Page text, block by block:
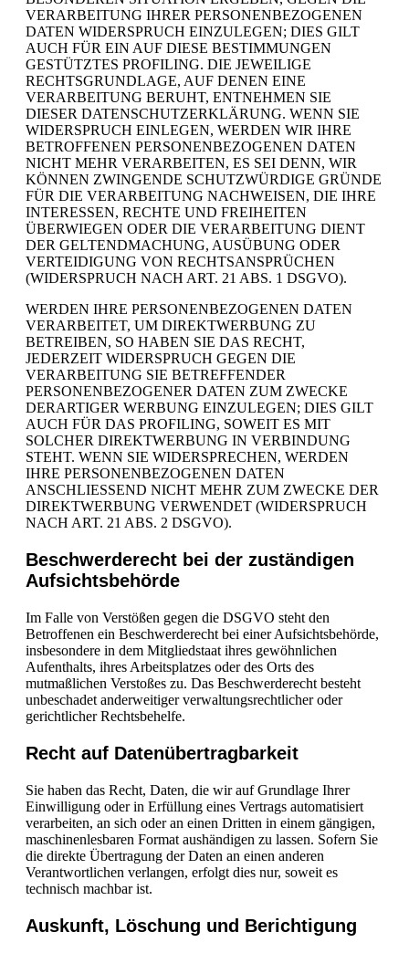
VERARBEITUNG IHRER PERSONENBEZOGENEN
DATEN WIDERSPRUCH EINZULEGEN; DIES GILT
AUCH FÜR EIN AUF DIESE BESTIMMUNGEN
GESTÜTZTES PROFILING. DIE JEWEILIGE
RECHTSGRUNDLAGE, AUF DENEN EINE
VERARBEITUNG BERUHT, ENTNEHMEN SIE
DIESER DATENSCHUTZERKLÄRUNG. WENN SIE
WIDERSPRUCH EINLEGEN, WERDEN WIR IHRE
BETROFFENEN PERSONENBEZOGENEN DATEN
NICHT MEHR VERARBEITEN, ES SEI DENN, WIR
KÖNNEN ZWINGENDE SCHUTZWÜRDIGE GRÜNDE
FÜR DIE VERARBEITUNG NACHWEISEN, DIE IHRE
INTERESSEN, RECHTE UND FREIHEITEN
ÜBERWIEGEN ODER DIE VERARBEITUNG DIENT
DER GELTENDMACHUNG, AUSÜBUNG ODER
VERTEIDIGUNG VON RECHTSANSPRÜCHEN
(WIDERSPRUCH NACH ART. 21 ABS. 1 DSGVO).
WERDEN IHRE PERSONENBEZOGENEN DATEN
VERARBEITET, UM DIREKTWERBUNG ZU
BETREIBEN, SO HABEN SIE DAS RECHT,
JEDERZEIT WIDERSPRUCH GEGEN DIE
VERARBEITUNG SIE BETREFFENDER
PERSONENBEZOGENER DATEN ZUM ZWECKE
DERARTIGER WERBUNG EINZULEGEN; DIES GILT
AUCH FÜR DAS PROFILING, SOWEIT ES MIT
SOLCHER DIREKTWERBUNG IN VERBINDUNG
STEHT. WENN SIE WIDERSPRECHEN, WERDEN
IHRE PERSONENBEZOGENEN DATEN
ANSCHLIESSEND NICHT MEHR ZUM ZWECKE DER
DIREKTWERBUNG VERWENDET (WIDERSPRUCH
NACH ART. 21 ABS. 2 DSGVO).
Beschwerde­recht bei der zuständigen
Aufsichts­behörde
Im Falle von Verstößen gegen die DSGVO steht den
Betroffenen ein Beschwerderecht bei einer Aufsichtsbehörde,
insbesondere in dem Mitgliedstaat ihres gewöhnlichen
Aufenthalts, ihres Arbeitsplatzes oder des Orts des
mutmaßlichen Verstoßes zu. Das Beschwerderecht besteht
unbeschadet anderweitiger verwaltungsrechtlicher oder
gerichtlicher Rechtsbehelfe.
Recht auf Daten­übertrag­barkeit
Sie haben das Recht, Daten, die wir auf Grundlage Ihrer
Einwilligung oder in Erfüllung eines Vertrags automatisiert
verarbeiten, an sich oder an einen Dritten in einem gängigen,
maschinenlesbaren Format aushändigen zu lassen. Sofern Sie
die direkte Übertragung der Daten an einen anderen
Verantwortlichen verlangen, erfolgt dies nur, soweit es
technisch machbar ist.
Auskunft, Löschung und Berichtigung